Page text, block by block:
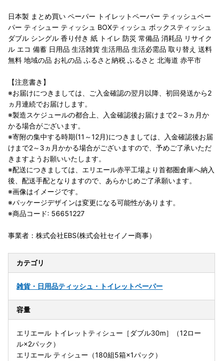
日本製 まとめ買い ペーパー トイレットペーパー ティッシュペー
パー ティシュー ティッシュ BOXティッシュ ボックスティッシュ
ダブル シングル 香り付き 紙 トイレ 防災 常備品 消耗品 リサイク
ル エコ 備蓄 日用品 生活雑貨 生活用品 生活必需品 取り替え 送料
無料 地域の品 お礼の品 ふるさと納税 ふるさと 北海道 赤平市
【注意書き】
※お届けにつきましては、ご入金確認の翌月以降、初回発送から2
ヵ月連続でお届けします。
※製造スケジュールの都合上、入金確認後お届けまで2～3ヵ月か
かる場合がございます。
※寄附の集中する時期(11～12月)につきましては、入金確認後お届
けまで2～3ヵ月かかる場合がございますので、予めご了承いただ
きますようお願いいたします。
※配送につきましては、エリエール赤平工場より首都圏倉庫へ納入
後、配送手配となりますので、あらかじめご了承願います。
※画像はイメージです。
※パッケージデザインは変更になる可能性があります。
※商品コード: 56651227
事業者：株式会社EBS(株式会社セイノー商事）
カテゴリ
雑貨・日用品ティッシュ・トイレットペーパー
容量
エリエール トイレットティシュー［ダブル30m］（12ロー
ル×2パック）
エリエール ティシュー（180組5箱×1パック）